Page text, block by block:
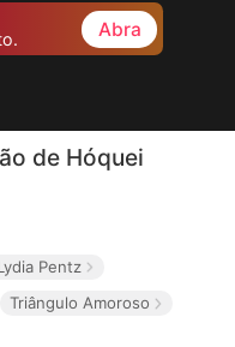
Abra
de Hóquei
Pentz
Triângulo Amoroso